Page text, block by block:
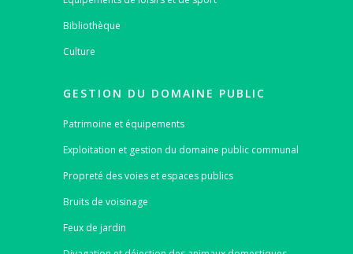
Bibliothèque
Culture
GESTION DU DOMAINE PUBLIC
Patrimoine et équipements
Exploitation et gestion du domaine public communal
Propreté des voies et espaces publics
Bruits de voisinage
Feux de jardin